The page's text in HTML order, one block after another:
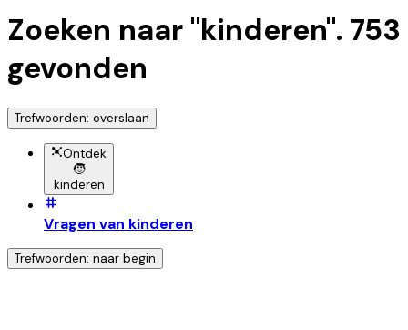
Zoeken naar "kinderen". 753
gevonden
Trefwoorden: overslaan
Ontdek
🧒
kinderen
Vragen van kinderen
Trefwoorden: naar begin